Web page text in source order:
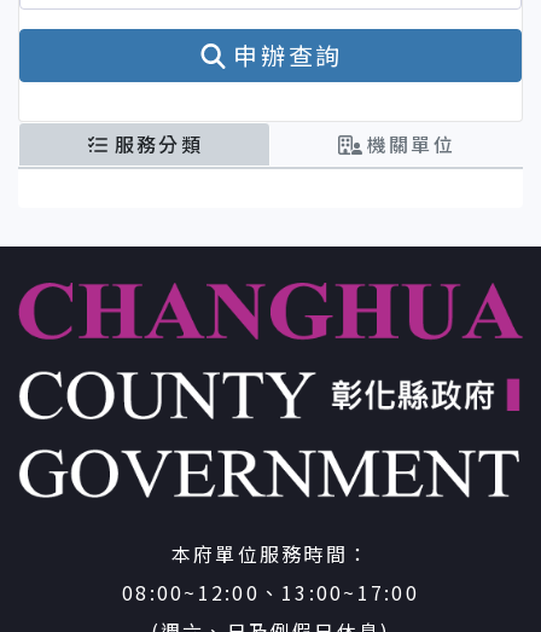
服務分類 機關單位
申辦查詢
本府單位服務時間：
08:00~12:00、13:00~17:00